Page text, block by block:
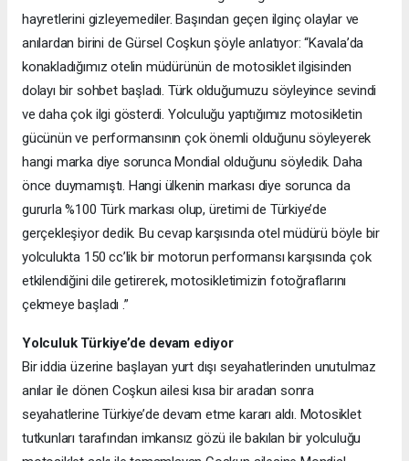
hayretlerini gizleyemediler. Başından geçen ilginç olaylar ve
anılardan birini de Gürsel Coşkun şöyle anlatıyor: “Kavala’da
konakladığımız otelin müdürünün de motosiklet ilgisinden
dolayı bir sohbet başladı. Türk olduğumuzu söyleyince sevindi
ve daha çok ilgi gösterdi. Yolculuğu yaptığımız motosikletin
gücünün ve performansının çok önemli olduğunu söyleyerek
hangi marka diye sorunca Mondial olduğunu söyledik. Daha
önce duymamıştı. Hangi ülkenin markası diye sorunca da
gururla %100 Türk markası olup, üretimi de Türkiye’de
gerçekleşiyor dedik. Bu cevap karşısında otel müdürü böyle bir
yolculukta 150 cc’lik bir motorun performansı karşısında çok
etkilendiğini dile getirerek, motosikletimizin fotoğraflarını
çekmeye başladı .”
Yolculuk Türkiye’de devam ediyor
Bir iddia üzerine başlayan yurt dışı seyahatlerinden unutulmaz
anılar ile dönen Coşkun ailesi kısa bir aradan sonra
seyahatlerine Türkiye’de devam etme kararı aldı. Motosiklet
tutkunları tarafından imkansız gözü ile bakılan bir yolculuğu